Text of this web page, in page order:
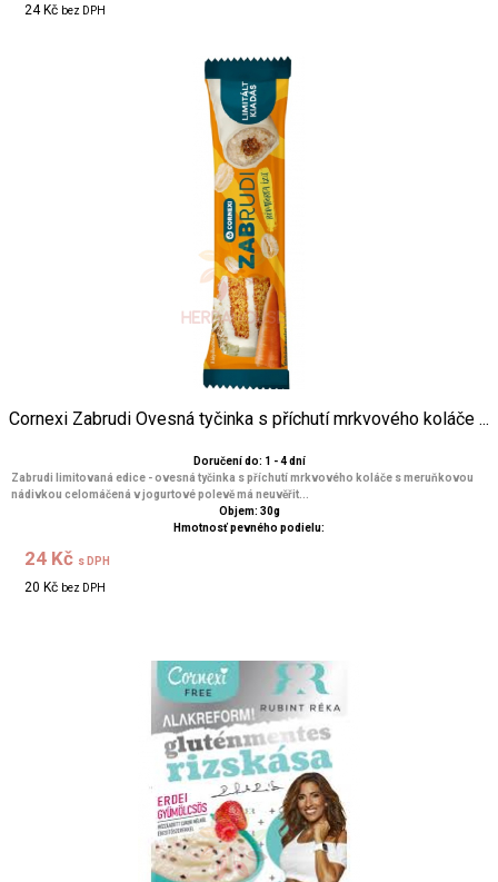
24 Kč bez DPH
Cornexi Zabrudi Ovesná tyčinka s příchutí mrkvového koláče ...
Doručení do: 1 - 4 dní
Zabrudi limitovaná edice - ovesná tyčinka s příchutí mrkvového koláče s meruňkovou
nádivkou celomáčená v jogurtové polevě má ​​neuvěřit...
Objem: 30g
Hmotnosť pevného podielu:
24 Kč s DPH
20 Kč bez DPH